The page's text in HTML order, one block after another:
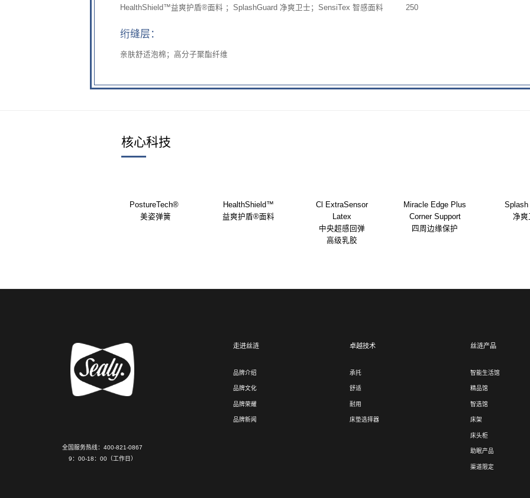
HealthShield™益爽护盾®面料 ；SplashGuard 净爽卫士；SensiTex 智感面料 250
绗缝层：
亲肤舒适泡棉；高分子聚酯纤维
核心科技
PostureTech®
美姿弹簧
HealthShield™
益爽护盾®面料
Cl ExtraSensor
Latex
中央超感回弹
高级乳胶
Miracle Edge Plus
Corner Support
四周边缘保护
Splash
净爽
全国服务热线：400-821-0867
9：00-18：00（工作日）
走进丝涟
品牌介绍
品牌文化
品牌荣耀
品牌新闻
卓越技术
承托
舒适
耐用
床垫选择器
丝涟产品
智能生活馆
精品馆
智选馆
床架
床头柜
助眠产品
渠道限定